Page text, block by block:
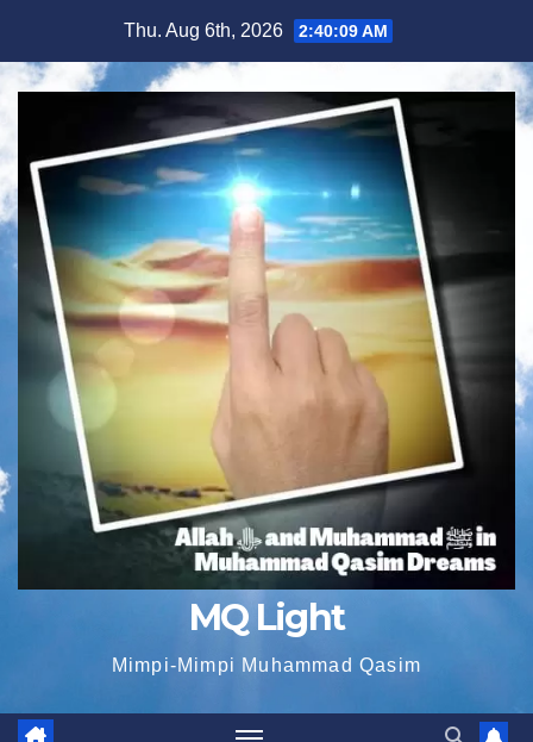
content
Thu. Aug 6th, 2026 2:40:10 AM
MQ Light
Mimpi-Mimpi Muhammad Qasim